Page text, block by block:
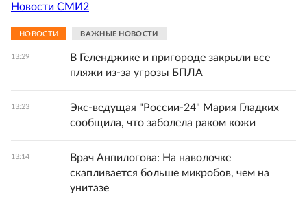
Новости СМИ2
НОВОСТИ ВАЖНЫЕ НОВОСТИ
13:29
В Геленджике и пригороде закрыли все
пляжи из-за угрозы БПЛА
13:23
Экс-ведущая "России-24" Мария Гладких
сообщила, что заболела раком кожи
13:14
Врач Анпилогова: На наволочке
скапливается больше микробов, чем на
унитазе